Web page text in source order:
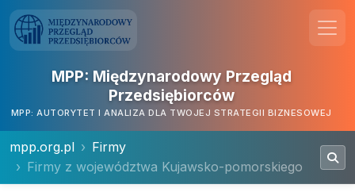
MPP: Międzynarodowy Przegląd
Przedsiębiorców
MPP: AUTORYTET I ANALIZA DLA TWOJEJ STRATEGII BIZNESOWEJ
mpp.org.pl
Firmy
Firmy z województwa Kujawsko-pomorskiego